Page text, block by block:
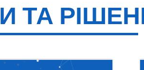
ТА